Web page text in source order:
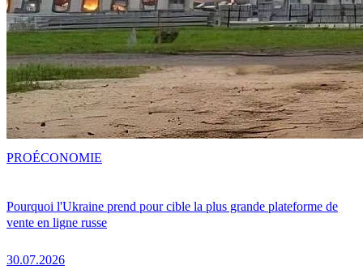
Pourquoi l'Ukraine prend pour cible la plus grande plateforme de
vente en ligne russe
30.07.2026
PROÉCONOMIE